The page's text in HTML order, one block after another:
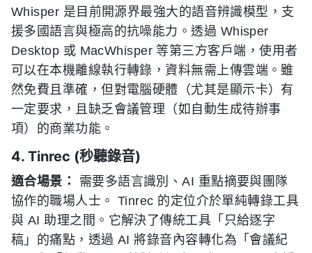
Whisper 是目前開源界最強大的語音辨識模型，支
援多國語言與極高的抗噪能力。透過 Whisper
Desktop 或 MacWhisper 等第三方客戶端，使用者
可以在本機離線執行轉錄，資料無需上傳雲端。雖
然免費且準確，但對電腦硬體（尤其是顯示卡）有
一定要求，且缺乏會議管理（如自動生成待辦事
項）的商業功能。
4. Tinrec (秒聽錄音)
適合場景：
需要多語言識別、AI 重點摘要與團隊
協作的職場人士。 Tinrec 的定位介於單純轉錄工具
與 AI 助理之間。它解決了傳統工具「只給逐字
稿」的痛點，透過 AI 將錄音內容轉化為「會議紀